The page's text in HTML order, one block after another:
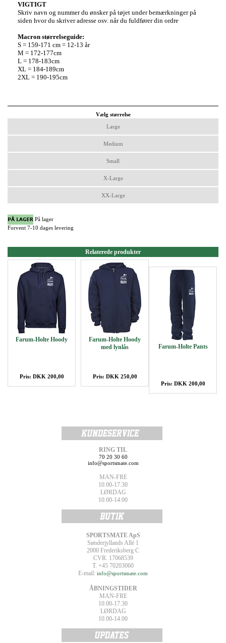
VIGTIGT
Skriv navn og nummer du ønsker på tøjet under bemærkninger på
siden hvor du skriver adresse osv. når du fuldfører din ordre
Macron størrelseguide:
S = 159-171 cm = 12-13 år
M = 172-177cm
L = 178-183cm
XL = 184-189cm
2XL = 190-195cm
Vælg størrelse
Large
Medium
Small
X-Large
XX-Large
På lager
Forvent 7-10 dages levering
Relaterede produkter
Farum-Holte Hoody
Pris: DKK 200,00
Farum-Holte Hoody
med lynlås
Pris: DKK 250,00
Farum-Holte Pants
Pris: DKK 200,00
RING TIL
70 20 30 60
info@sportsmate.com
MAN-FRE
10.00-17.30
LØRDAG
10.00-14.00
SPORTSMATE ApS
Sønderjyllands Allé 1
2000 Frederiksberg C
CVR. 17068539
T. +45 70203060
E-mail: info@sportsmate.com
ÅBNINGSTIDER
MAN-FRE
10.00-17.30
LØRDAG
10.00-14.00